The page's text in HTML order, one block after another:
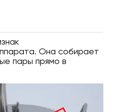
Она собирает
пары прямо в